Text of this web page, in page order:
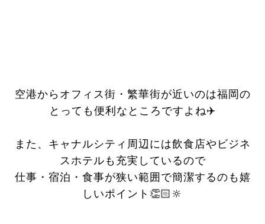
空港からオフィス街・繁華街が近いのは福岡の
とっても便利なところですよね✈️
また、キャナルシティ周辺には飲食店やビジネ
スホテルも充実しているので
仕事・宿泊・食事が狭い範囲で簡潔するのも嬉
しいポイント👏🏻🔆